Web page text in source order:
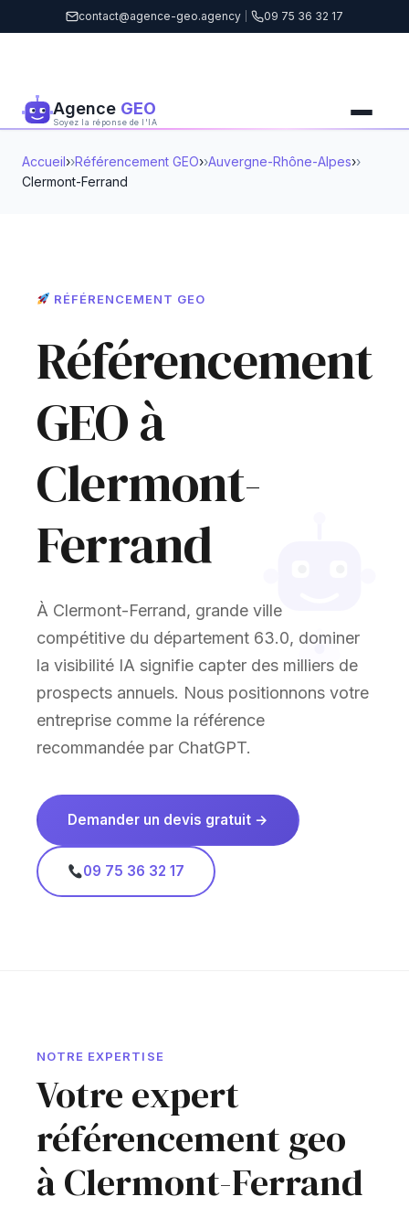
contact@agence-geo.agency 09 75 36 32 17
Agence GEO
Soyez la réponse de l'IA
Accueil› Référencement GEO› Auvergne-Rhône-Alpes›
Clermont-Ferrand
RÉFÉRENCEMENT GEO
Référencement
GEO à
Clermont-
Ferrand
À Clermont-Ferrand, grande ville
compétitive du département 63.0, dominer
la visibilité IA signifie capter des milliers de
prospects annuels. Nous positionnons votre
entreprise comme la référence
recommandée par ChatGPT.
Demander un devis gratuit →
09 75 36 32 17
NOTRE EXPERTISE
Votre expert
référencement geo
à Clermont-Ferrand